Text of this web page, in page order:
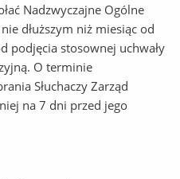
Nadzwyczajne Ogólne
dłuższym niż miesiąc od
podjęcia stosownej uchwały
O terminie
Słuchaczy Zarząd
na 7 dni przed jego